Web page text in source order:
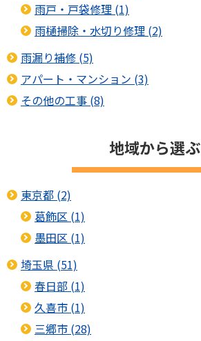
雨戸・戸袋修理 (1)
雨樋掃除・水切り修理 (2)
雨漏り補修 (5)
アパート・マンション (3)
その他の工事 (8)
地域から選ぶ
東京都 (2)
葛飾区 (1)
墨田区 (1)
埼玉県 (51)
春日部 (1)
久喜市 (1)
三郷市 (28)